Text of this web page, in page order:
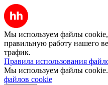
Мы используем файлы cookie,
правильную работу нашего
трафик.
Правила использования
Мы используем файлы cookie.
файлов cookie